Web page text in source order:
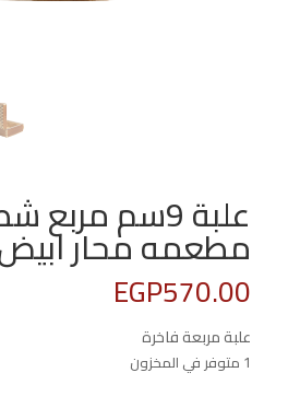
علبة 9سم
مطعمه محار
EGP570.00
علبة مربعة فاخرة
1 متوفر في المخزون